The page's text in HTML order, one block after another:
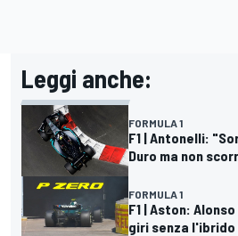
Leggi anche:
FORMULA 1
F1 | Antonelli:
Duro ma non
FORMULA 1
F1 | Aston:
giri senza